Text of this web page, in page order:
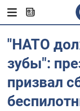
"НАТО
зубы":
призвал